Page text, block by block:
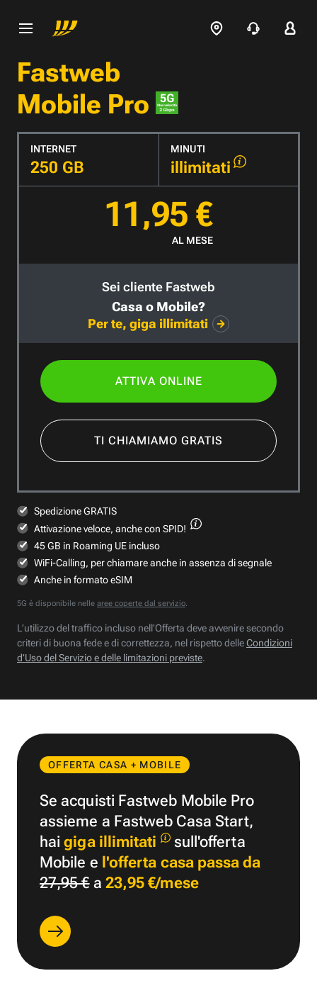
Fastweb
Mobile Pro
INTERNET
250 GB
MINUTI
illimitati
11,95 €
AL MESE
Sei cliente Fastweb
Casa o Mobile?
Per te, giga illimitati
ATTIVA ONLINE
TI CHIAMIAMO GRATIS
Spedizione GRATIS
Attivazione veloce, anche con SPID!
45 GB in Roaming UE incluso
WiFi-Calling, per chiamare anche in assenza di segnale
Anche in formato eSIM
5G è disponibile nelle aree coperte dal servizio.
L’utilizzo del traffico incluso nell’Offerta deve avvenire secondo
criteri di buona fede e di correttezza, nel rispetto delleCondizioni
d’Uso del Servizio e delle limitazioni previste.
OFFERTA CASA + MOBILE
Se acquisti Fastweb Mobile Pro
assieme a Fastweb Casa Start,
haigiga illimitati
sull'offerta
Mobile e l'offerta casa passa da
27,95 €a 23,95 €/mese